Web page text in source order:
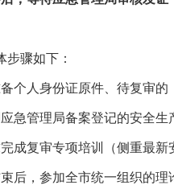
骤如下：
个人身份证原件、待复审
急管理局备案登记的安全生
成复审专项培训（侧重最新
后，参加全市统一组织的